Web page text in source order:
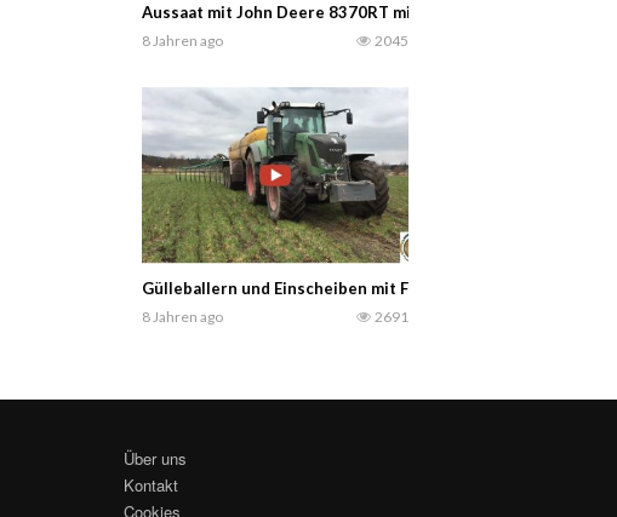
Aussaat mit John Deere 8370RT mit Lemken Karat 9 und
8 Jahren ago 2045
Gülleballern und Einscheiben mit Fendt Power 828 und 718-
8 Jahren ago 2691
Über uns
Kontakt
Cookies